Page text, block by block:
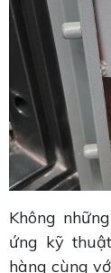
Không
ứng kỹ
hàng cùng